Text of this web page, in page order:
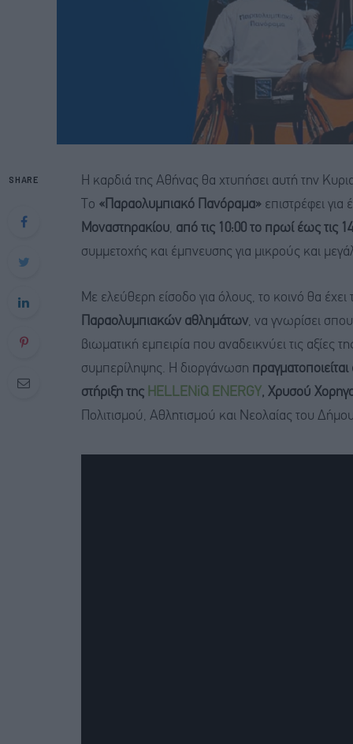
SHARE
Η καρδιά της Αθήνας θα χτυπήσει αυτή την
Το «Παραολυμπιακό Πανόραμα» επιστρέφει για
Μοναστηρακίου, από τις 10:00 το πρωί έως τις
συμμετοχής και έμπνευσης για μικρούς και
Με ελεύθερη είσοδο για όλους, το κοινό θα
Παραολυμπιακών αθλημάτων, να γνωρίσει
βιωματική εμπειρία που αναδεικνύει τις αξίες
συμπερίληψης. Η διοργάνωση
στήριξη της HELLENiQ ENERGY, Χρυσού
Πολιτισμού, Αθλητισμού και Νεολαίας του